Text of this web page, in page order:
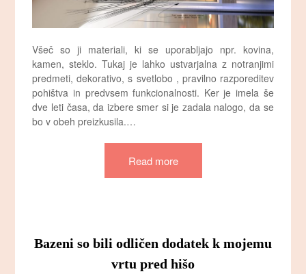
Všeč so ji materiali, ki se uporabljajo npr. kovina,
kamen, steklo. Tukaj je lahko ustvarjalna z notranjimi
predmeti, dekorativo, s svetlobo , pravilno razporeditev
pohištva in predvsem funkcionalnosti. Ker je imela še
dve leti časa, da izbere smer si je zadala nalogo, da se
bo v obeh preizkusila.…
Read more
Bazeni so bili odličen dodatek k mojemu
vrtu pred hišo